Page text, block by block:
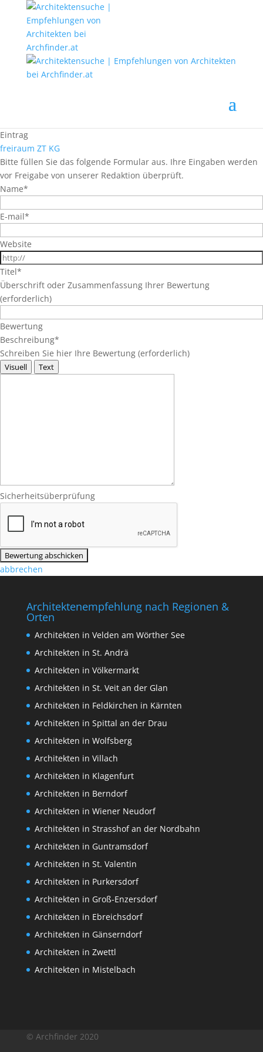
Eintrag
freiraum ZT KG
Bitte füllen Sie das folgende Formular aus. Ihre Eingaben werden
vor Freigabe von unserer Redaktion überprüft.
Name*
E-mail*
Website
Titel*
Überschrift oder Zusammenfassung Ihrer Bewertung
(erforderlich)
Bewertung
Beschreibung*
Schreiben Sie hier Ihre Bewertung (erforderlich)
Visuell Text
Sicherheitsüberprüfung
abbrechen
Architektenempfehlung nach Regionen &
Orten
Architekten in Velden am Wörther See
Architekten in St. Andrä
Architekten in Völkermarkt
Architekten in St. Veit an der Glan
Architekten in Feldkirchen in Kärnten
Architekten in Spittal an der Drau
Architekten in Wolfsberg
Architekten in Villach
Architekten in Klagenfurt
Architekten in Berndorf
Architekten in Wiener Neudorf
Architekten in Strasshof an der Nordbahn
Architekten in Guntramsdorf
Architekten in St. Valentin
Architekten in Purkersdorf
Architekten in Groß-Enzersdorf
Architekten in Ebreichsdorf
Architekten in Gänserndorf
Architekten in Zwettl
Architekten in Mistelbach
© Archfinder 2020